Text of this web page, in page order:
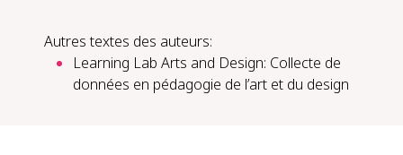
Autres textes des auteurs:
Learning Lab Arts and Design: Collecte de
données en pédagogie de l’art et du design